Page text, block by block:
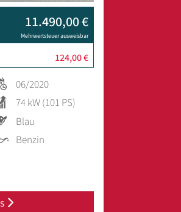
11.490,00 €
Mehrwertsteuer ausweisbar
124,00 €
06/2020
74 kW (101 PS)
Blau
Benzin